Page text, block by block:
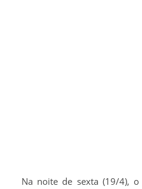
Na noite de sexta (19/4), o jornalista Luiz Bacci, do